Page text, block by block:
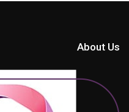
About Us